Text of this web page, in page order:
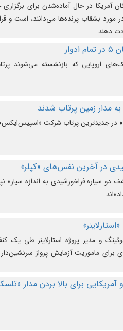
آمریکا در حال آماده‌شدن برای
مورد بشقاب پرنده‌ها می‌دانند، است و
دهند.
اروپایی که بازنشسته می‌شوند
در آخرین نفس‌های «کپلر»
دو سیاره فراخورشیدی به اندازه سیاره
و مدیر پروژه استارلاینر طی یک
برای ماموریت آزمایش پرواز سرنشین‌دار
برای بالا بردن مدار